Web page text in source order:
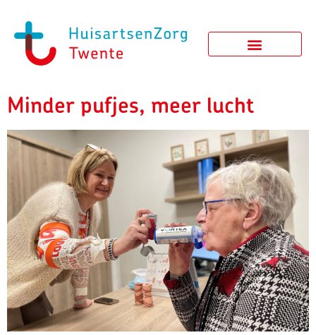
Minder pufjes, meer lucht